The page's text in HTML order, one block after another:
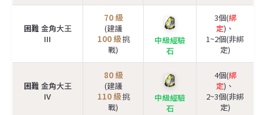
困難 金角大王
III
70 級
(建議
100 級挑
戰)
中級經驗
石
3個(綁
定)、
1~2個(非綁
定)
困難 金角大王
IV
80 級
(建議
110 級挑
戰)
中級經驗
石
4個(綁
定)、
2~3個(非綁
定)